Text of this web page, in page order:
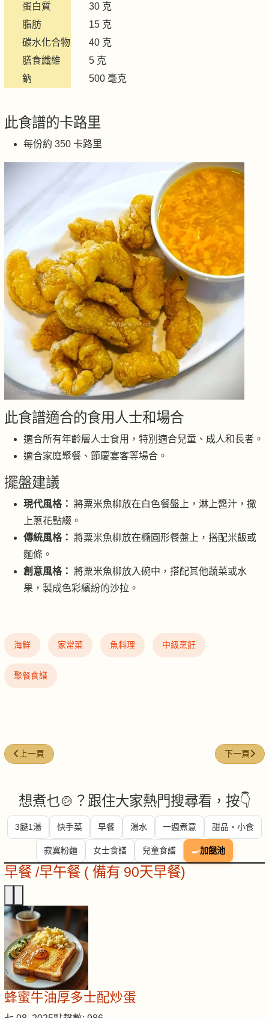
蛋白質
30 克
脂肪
15 克
碳水化合物
40 克
膳食纖維
5 克
鈉
500 毫克
此食譜的卡路里
每份約 350 卡路里
此食譜適合的食用人士和場合
適合所有年齡層人士食用，特別適合兒童、成人和長者。
適合家庭聚餐、節慶宴客等場合。
擺盤建議
現代風格： 將粟米魚柳放在白色餐盤上，淋上醬汁，撒
上蔥花點綴。
傳統風格： 將粟米魚柳放在橢圓形餐盤上，搭配米飯或
麵條。
創意風格： 將粟米魚柳放入碗中，搭配其他蔬菜或水
果，製成色彩繽紛的沙拉。
海鮮 家常菜 魚料理 中級烹飪
聚餐食譜
上一篇文章: 豉汁滑魚片叮粉絲 （新菜色）
上一頁 下一篇文章
下一頁
想煮乜🍲？跟住大家熱門搜尋看，按👇
3餸1湯 快手菜 早餐 湯水 一週煮意 甜品・小食
寂寞粉麵 女士食譜 兒童食譜 🍳加餸池
早餐 /早午餐 ( 備有 90天早餐)
蜂蜜牛油厚多士配炒蛋